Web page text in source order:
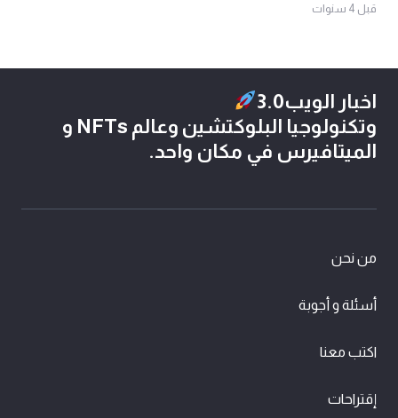
قبل 4 سنوات
اخبار الويب3.0
وتكنولوجيا البلوكتشين وعالم NFTs و
الميتافيرس في مكان واحد.
من نحن
أسئلة و أجوبة
اكتب معنا
إقتراحات